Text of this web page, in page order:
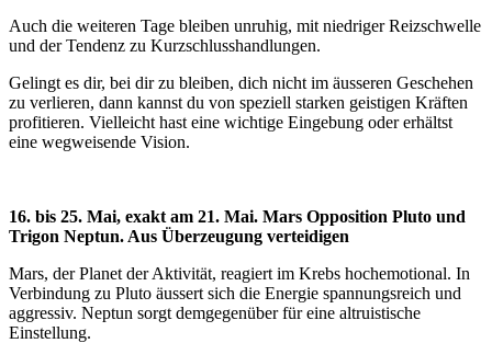
Auch die weiteren Tage bleiben unruhig, mit niedriger Reizschwelle
und der Tendenz zu Kurzschlusshandlungen.
Gelingt es dir, bei dir zu bleiben, dich nicht im äusseren Geschehen
zu verlieren, dann kannst du von speziell starken geistigen Kräften
profitieren. Vielleicht hast eine wichtige Eingebung oder erhältst
eine wegweisende Vision.
16. bis 25. Mai, exakt am 21. Mai. Mars Opposition Pluto und
Trigon Neptun. Aus Überzeugung verteidigen
Mars, der Planet der Aktivität, reagiert im Krebs hochemotional. In
Verbindung zu Pluto äussert sich die Energie spannungsreich und
aggressiv. Neptun sorgt demgegenüber für eine altruistische
Einstellung.